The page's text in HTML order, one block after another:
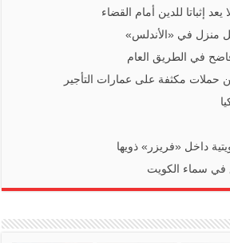
يعد إثباتا للدين أمام القضاء
منزل في «الأندلس»
في الطريق العام
حملات مكثفة على عمارات التأجير
داخل «فريزر» ذويها
في سماء الكويت